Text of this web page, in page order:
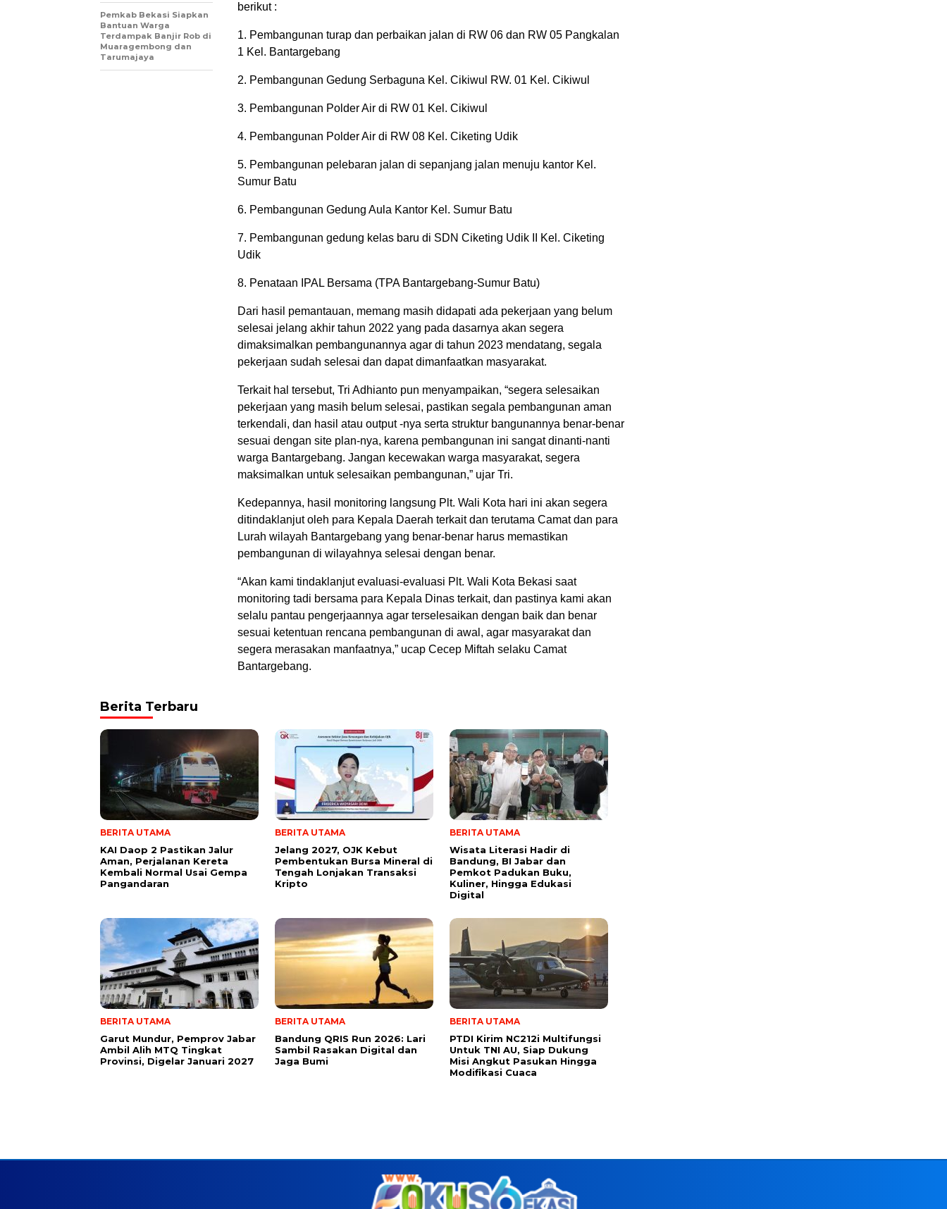
berikut :
1. Pembangunan turap dan perbaikan jalan di RW 06 dan RW 05 Pangkalan
1 Kel. Bantargebang
2. Pembangunan Gedung Serbaguna Kel. Cikiwul RW. 01 Kel. Cikiwul
3. Pembangunan Polder Air di RW 01 Kel. Cikiwul
4. Pembangunan Polder Air di RW 08 Kel. Ciketing Udik
5. Pembangunan pelebaran jalan di sepanjang jalan menuju kantor Kel.
Sumur Batu
6. Pembangunan Gedung Aula Kantor Kel. Sumur Batu
7. Pembangunan gedung kelas baru di SDN Ciketing Udik II Kel. Ciketing
Udik
8. Penataan IPAL Bersama (TPA Bantargebang-Sumur Batu)
Dari hasil pemantauan, memang masih didapati ada pekerjaan yang belum
selesai jelang akhir tahun 2022 yang pada dasarnya akan segera
dimaksimalkan pembangunannya agar di tahun 2023 mendatang, segala
pekerjaan sudah selesai dan dapat dimanfaatkan masyarakat.
Terkait hal tersebut, Tri Adhianto pun menyampaikan, “segera selesaikan
pekerjaan yang masih belum selesai, pastikan segala pembangunan aman
terkendali, dan hasil atau output -nya serta struktur bangunannya benar-benar
sesuai dengan site plan-nya, karena pembangunan ini sangat dinanti-nanti
warga Bantargebang. Jangan kecewakan warga masyarakat, segera
maksimalkan untuk selesaikan pembangunan,” ujar Tri.
Kedepannya, hasil monitoring langsung Plt. Wali Kota hari ini akan segera
ditindaklanjut oleh para Kepala Daerah terkait dan terutama Camat dan para
Lurah wilayah Bantargebang yang benar-benar harus memastikan
pembangunan di wilayahnya selesai dengan benar.
“Akan kami tindaklanjut evaluasi-evaluasi Plt. Wali Kota Bekasi saat
monitoring tadi bersama para Kepala Dinas terkait, dan pastinya kami akan
selalu pantau pengerjaannya agar terselesaikan dengan baik dan benar
sesuai ketentuan rencana pembangunan di awal, agar masyarakat dan
segera merasakan manfaatnya,” ucap Cecep Miftah selaku Camat
Bantargebang.
Pemkab Bekasi Siapkan
Bantuan Warga
Terdampak Banjir Rob di
Muaragembong dan
Tarumajaya
Berita Terbaru
BERITA UTAMA
KAI Daop 2 Pastikan Jalur
Aman, Perjalanan Kereta
Kembali Normal Usai Gempa
Pangandaran
BERITA UTAMA
Jelang 2027, OJK Kebut
Pembentukan Bursa Mineral di
Tengah Lonjakan Transaksi
Kripto
BERITA UTAMA
Wisata Literasi Hadir di
Bandung, BI Jabar dan
Pemkot Padukan Buku,
Kuliner, Hingga Edukasi
Digital
BERITA UTAMA
Garut Mundur, Pemprov Jabar
Ambil Alih MTQ Tingkat
Provinsi, Digelar Januari 2027
BERITA UTAMA
Bandung QRIS Run 2026: Lari
Sambil Rasakan Digital dan
Jaga Bumi
BERITA UTAMA
PTDI Kirim NC212i Multifungsi
Untuk TNI AU, Siap Dukung
Misi Angkut Pasukan Hingga
Modifikasi Cuaca